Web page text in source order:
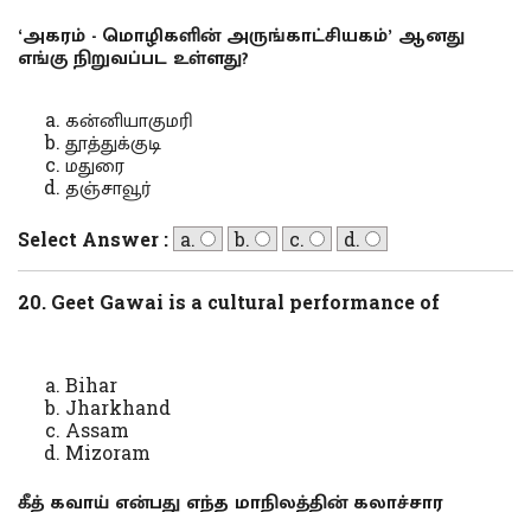
‘அகரம் - மொழிகளின் அருங்காட்சியகம்’ ஆனது
எங்கு நிறுவப்பட உள்ளது?
கன்னியாகுமரி
தூத்துக்குடி
மதுரை
தஞ்சாவூர்
Select Answer : a. b. c. d.
20. Geet Gawai is a cultural performance of
Bihar
Jharkhand
Assam
Mizoram
கீத் கவாய் என்பது எந்த மாநிலத்தின் கலாச்சார